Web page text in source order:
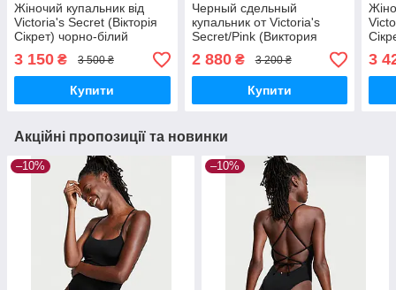
Жіночий купальник від
Victoria's Secret (Вікторія
Сікрет) чорно-білий
леопардовий купальник,
оригінал
3 150 ₴ 3 500 ₴
Купити
Черный сдельный
купальник от Victoria's
Secret/Pink (Виктория
Сикрет/Пинк) совместный
купальник, оригинал
Размер S
2 880₴ 3 200 ₴
Купити
в 1,
3
Акційні пропозиції та новинки
–10% –10%